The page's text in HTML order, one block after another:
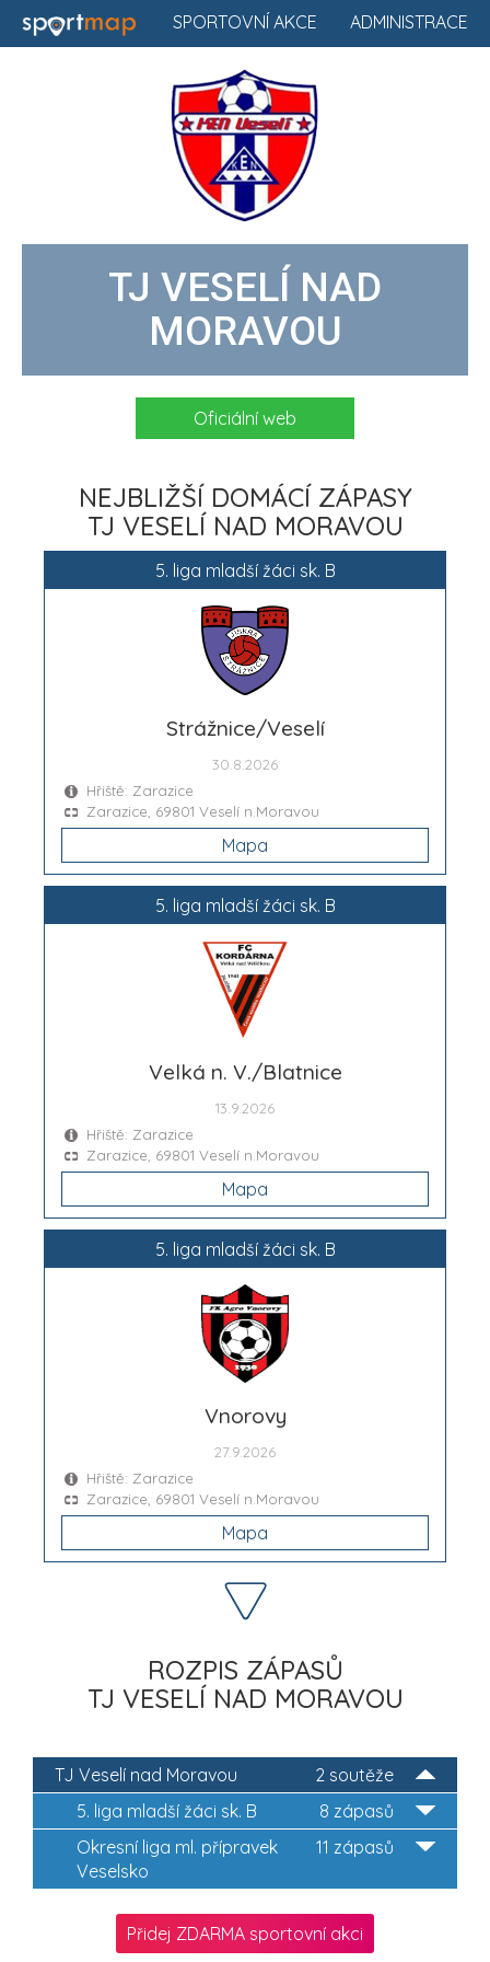
ADMINISTRACE
SPORTOVNÍ AKCE
TJ VESELÍ NAD
MORAVOU
Oficiální web
NEJBLIŽŠÍ DOMÁCÍ ZÁPASY
TJ VESELÍ NAD MORAVOU
5. liga mladší žáci sk. B
Strážnice/Veselí
30.8.2026
Hřiště: Zarazice
Zarazice, 69801 Veselí n.Moravou
Mapa
5. liga mladší žáci sk. B
Velká n. V./Blatnice
13.9.2026
Hřiště: Zarazice
Zarazice, 69801 Veselí n.Moravou
Mapa
5. liga mladší žáci sk. B
Vnorovy
27.9.2026
Hřiště: Zarazice
Zarazice, 69801 Veselí n.Moravou
Mapa
ROZPIS ZÁPASŮ
TJ VESELÍ NAD MORAVOU
2 soutěže
TJ Veselí nad Moravou
8 zápasů
5. liga mladší žáci sk. B
11 zápasů
Okresní liga ml. přípravek
Veselsko
Přidej ZDARMA sportovní akci